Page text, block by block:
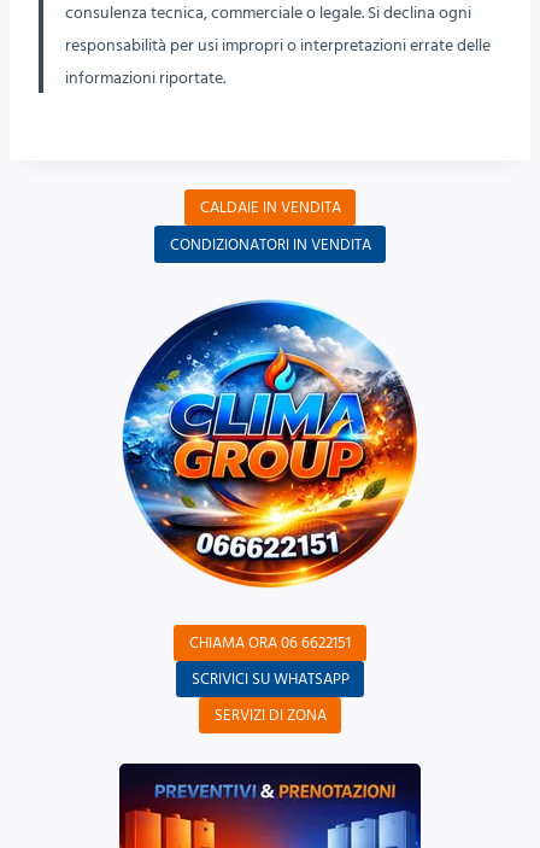
consulenza tecnica, commerciale o legale. Si declina ogni
responsabilità per usi impropri o interpretazioni errate delle
informazioni riportate.
CALDAIE IN VENDITA
CONDIZIONATORI IN VENDITA
CHIAMA ORA 06 6622151
SCRIVICI SU WHATSAPP
SERVIZI DI ZONA